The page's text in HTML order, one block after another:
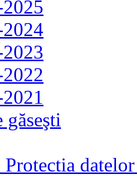
găseşti